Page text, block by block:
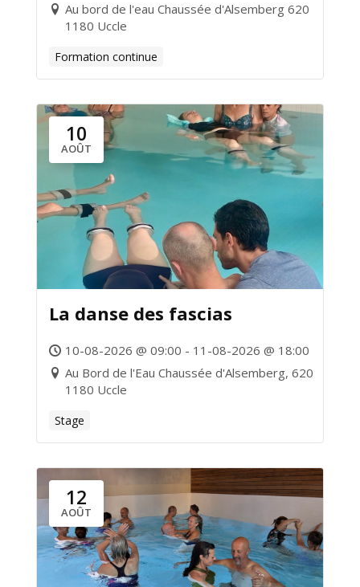
Au bord de l'eau Chaussée d'Alsemberg 620
1180 Uccle
Formation continue
10
AOÛT
La danse des fascias
10-08-2026 @ 09:00 - 11-08-2026 @ 18:00
Au Bord de l'Eau Chaussée d'Alsemberg, 620
1180 Uccle
Stage
12
AOÛT